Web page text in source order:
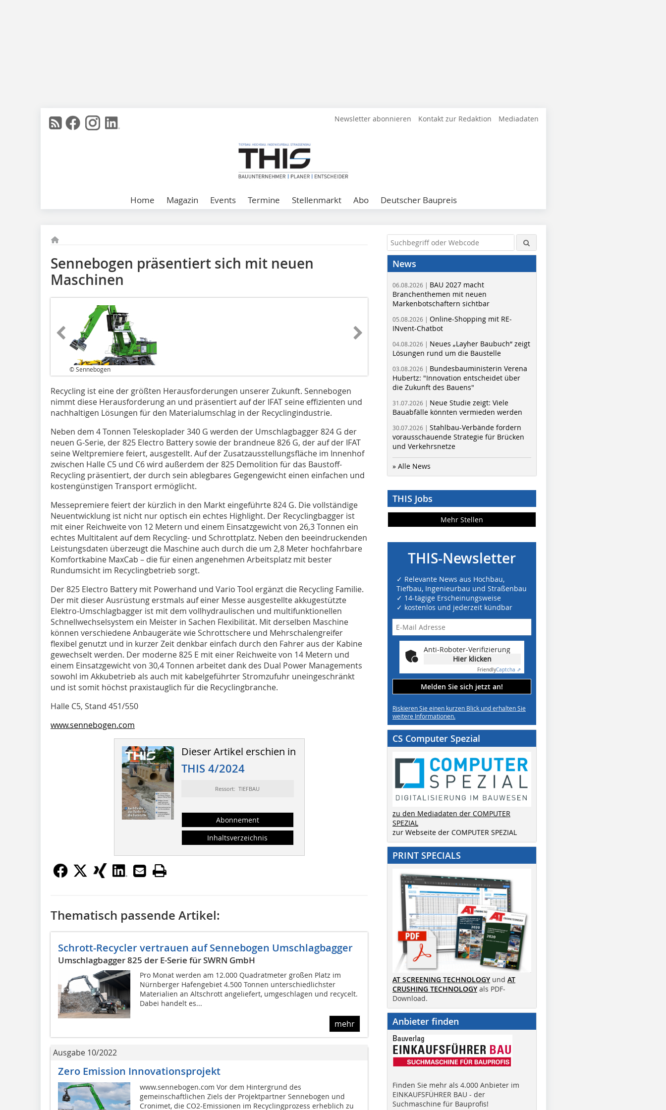
Newsletter abonnieren Kontakt zur Redaktion Mediadaten
Home Magazin Events Termine Stellenmarkt Abo Deutscher Baupreis
Sennebogen präsentiert sich mit neuen
Maschinen
© Sennebogen
Recycling ist eine der größten Herausforderungen unserer Zukunft. Sennebogen
nimmt diese Herausforderung an und präsentiert auf der IFAT seine effizienten und
nachhaltigen Lösungen für den Materialumschlag in der Recyclingindustrie.
Neben dem 4 Tonnen Teleskoplader 340 G werden der Umschlagbagger 824 G der
neuen G-Serie, der 825 Electro Battery sowie der brandneue 826 G, der auf der IFAT
seine Weltpremiere feiert, ausgestellt. Auf der Zusatzausstellungsfläche im Innenhof
zwischen Halle C5 und C6 wird außerdem der 825 Demolition für das Baustoff-
Recycling präsentiert, der durch sein ablegbares Gegengewicht einen einfachen und
kostengünstigen Transport ermöglicht.
Messepremiere feiert der kürzlich in den Markt eingeführte 824 G. Die vollständige
Neuentwicklung ist nicht nur optisch ein echtes Highlight. Der Recyclingbagger ist
mit einer Reichweite von 12 Metern und einem Einsatzgewicht von 26,3 Tonnen ein
echtes Multitalent auf dem Recycling- und Schrottplatz. Neben den beeindruckenden
Leistungsdaten überzeugt die Maschine auch durch die um 2,8 Meter hochfahrbare
Komfortkabine MaxCab – die für einen angenehmen Arbeitsplatz mit bester
Rundumsicht im Recyclingbetrieb sorgt.
Der 825 Electro Battery mit Powerhand und Vario Tool ergänzt die Recycling Familie.
Der mit dieser Ausrüstung erstmals auf einer Messe ausgestellte akkugestützte
Elektro-Umschlagbagger ist mit dem vollhydraulischen und multifunktionellen
Schnellwechselsystem ein Meister in Sachen Flexibilität. Mit derselben Maschine
können verschiedene Anbaugeräte wie Schrottschere und Mehrschalengreifer
flexibel genutzt und in kurzer Zeit denkbar einfach durch den Fahrer aus der Kabine
gewechselt werden. Der moderne 825 E mit einer Reichweite von 14 Metern und
einem Einsatzgewicht von 30,4 Tonnen arbeitet dank des Dual Power Managements
sowohl im Akkubetrieb als auch mit kabelgeführter Stromzufuhr uneingeschränkt
und ist somit höchst praxistauglich für die Recyclingbranche.
Halle C5, Stand 451/550
www.sennebogen.com
Dieser Artikel erschien in
THIS 4/2024
Ressort: TIEFBAU
Abonnement
Inhaltsverzeichnis
Thematisch passende Artikel:
Schrott-Recycler vertrauen auf Sennebogen Umschlagbagger
Umschlagbagger 825 der E-Serie für SWRN GmbH
Pro Monat werden am 12.000 Quadratmeter großen Platz im
Nürnberger Hafengebiet 4.500 Tonnen unterschiedlichster
Materialien an Altschrott angeliefert, umgeschlagen und recycelt.
Dabei handelt es...
mehr
Ausgabe 10/2022
Zero Emission Innovationsprojekt
www.sennebogen.com Vor dem Hintergrund des
gemeinschaftlichen Ziels der Projektpartner Sennebogen und
Cronimet, die CO2-Emissionen im Recyclingprozess erheblich zu
News
06.08.2026 | BAU 2027 macht
Branchenthemen mit neuen
Markenbotschaftern sichtbar
05.08.2026 | Online-Shopping mit RE-
INvent-Chatbot
04.08.2026 | Neues „Layher Baubuch“ zeigt
Lösungen rund um die Baustelle
03.08.2026 | Bundesbauministerin Verena
Hubertz: "Innovation entscheidet über
die Zukunft des Bauens"
31.07.2026 | Neue Studie zeigt: Viele
Bauabfälle könnten vermieden werden
30.07.2026 | Stahlbau-Verbände fordern
vorausschauende Strategie für Brücken
und Verkehrsnetze
» Alle News
THIS Jobs
Mehr Stellen
THIS-Newsletter
✓ Relevante News aus Hochbau,
Tiefbau, Ingenieurbau und Straßenbau
✓ 14-tägige Erscheinungsweise
✓ kostenlos und jederzeit kündbar
Anti-Roboter-Verifizierung
Hier klicken
FriendlyCaptcha ⇗
Melden Sie sich jetzt an!
Riskieren Sie einen kurzen Blick und erhalten Sie
weitere Informationen.
CS Computer Spezial
zu den Mediadaten der COMPUTER
SPEZIAL
zur Webseite der COMPUTER SPEZIAL
PRINT SPECIALS
AT SCREENING TECHNOLOGY und AT
CRUSHING TECHNOLOGY als PDF-
Download.
Anbieter finden
Finden Sie mehr als 4.000 Anbieter im
EINKAUFSFÜHRER BAU - der
Suchmaschine für Bauprofis!